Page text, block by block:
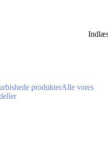
produkterAlle vores